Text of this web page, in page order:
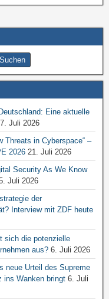
Eine aktuelle
Juli 2026
Threats in Cyberspace“ –
2026 21. Juli 2026
Security As We Know
Juli 2026
der
Interview mit ZDF heute
sich die potenzielle
aus? 6. Juli 2026
neue Urteil des Supreme
ins Wanken bringt 6. Juli